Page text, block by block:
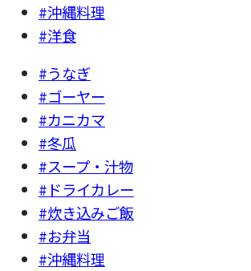
#沖縄料理
#洋食
#うなぎ
#ゴーヤー
#カニカマ
#冬瓜
#スープ・汁物
#ドライカレー
#炊き込みご飯
#お弁当
#沖縄料理